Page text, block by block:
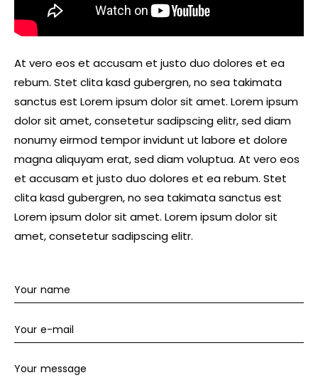
At vero eos et accusam et justo duo dolores et ea
rebum. Stet clita kasd gubergren, no sea takimata
sanctus est Lorem ipsum dolor sit amet. Lorem ipsum
dolor sit amet, consetetur sadipscing elitr, sed diam
nonumy eirmod tempor invidunt ut labore et dolore
magna aliquyam erat, sed diam voluptua. At vero eos
et accusam et justo duo dolores et ea rebum. Stet
clita kasd gubergren, no sea takimata sanctus est
Lorem ipsum dolor sit amet. Lorem ipsum dolor sit
amet, consetetur sadipscing elitr.